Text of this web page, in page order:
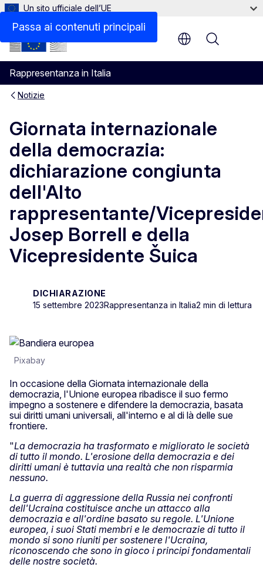
Passa ai contenuti principali
Un sito ufficiale dell’UE
Rappresentanza in Italia
Menu
Notizie
Giornata internazionale
della democrazia:
dichiarazione congiunta
dell'Alto
rappresentante/
Josep Borrell e della
Vicepresidente Šuica
DICHIARAZIONE
15 settembre 2023Rappresentanza in Italia2 min di lettura
Pixabay
In occasione della Giornata internazionale della
democrazia, l'Unione europea ribadisce il suo fermo
impegno a sostenere e difendere la democrazia, basata
sui diritti umani universali, all'interno e al di là delle sue
frontiere.
"La democrazia ha trasformato e migliorato le società
di tutto il mondo. L'erosione della democrazia e dei
diritti umani è tuttavia una realtà che non risparmia
nessuno.
La guerra di aggressione della Russia nei confronti
dell'Ucraina costituisce anche un attacco alla
democrazia e all'ordine basato su regole. L'Unione
europea, i suoi Stati membri e le democrazie di tutto il
mondo si sono riuniti per sostenere l'Ucraina,
riconoscendo che sono in gioco i principi fondamentali
delle nostre società.